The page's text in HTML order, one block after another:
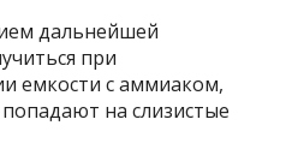
дальнейшей
при
емкости с аммиаком,
на слизистые